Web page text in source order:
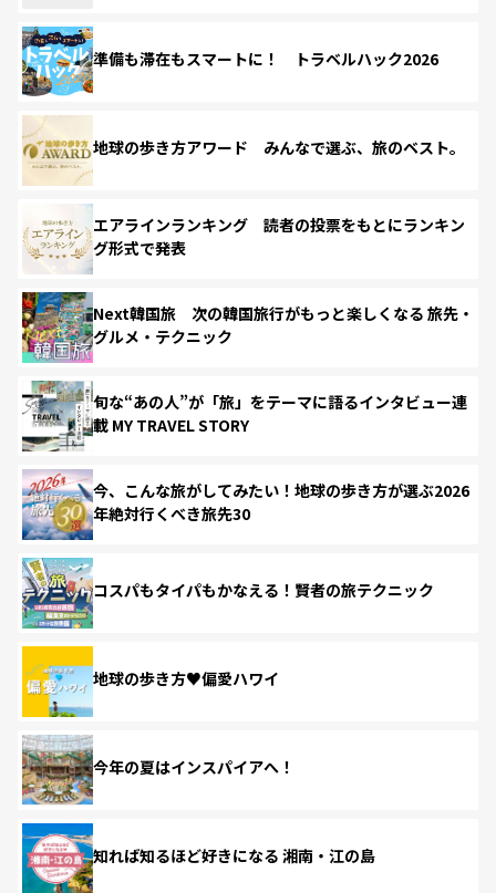
準備も滞在もスマートに！ トラベルハック2026
地球の歩き方アワード みんなで選ぶ、旅のベスト。
エアラインランキング 読者の投票をもとにランキン
グ形式で発表
Next韓国旅 次の韓国旅行がもっと楽しくなる 旅先・
グルメ・テクニック
旬な“あの人”が「旅」をテーマに語るインタビュー連
載 MY TRAVEL STORY
今、こんな旅がしてみたい！地球の歩き方が選ぶ2026
年絶対行くべき旅先30
コスパもタイパもかなえる！賢者の旅テクニック
地球の歩き方♥偏愛ハワイ
今年の夏はインスパイアへ！
知れば知るほど好きになる 湘南・江の島